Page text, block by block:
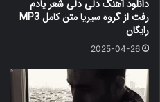
دانلود آهنگ دلی دلی شعر یادم
رفت از گروه سیریا متن کامل MP3
رایگان
2025-04-26